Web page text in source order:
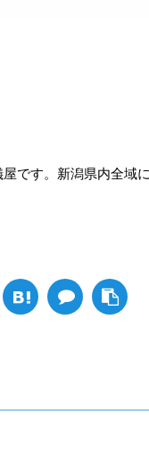
です。新潟県内全域